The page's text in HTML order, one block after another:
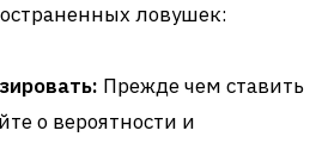
ловушек:
Прежде чем ставить
о вероятности и